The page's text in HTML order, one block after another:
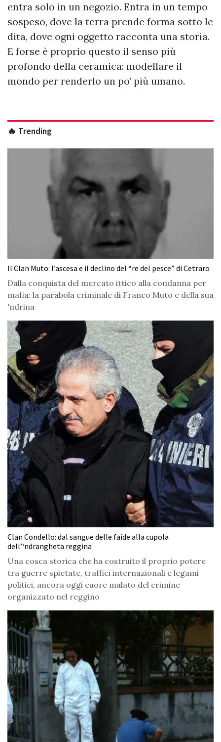
entra solo in un negozio. Entra in un tempo
sospeso, dove la terra prende forma sotto le
dita, dove ogni oggetto racconta una storia.
E forse è proprio questo il senso più
profondo della ceramica: modellare il
mondo per renderlo un po’ più umano.
🔥 Trending
Il Clan Muto: l’ascesa e il declino del “re del pesce” di Cetraro
Dalla conquista del mercato ittico alla condanna per
mafia: la parabola criminale di Franco Muto e della sua
'ndrina
Clan Condello: dal sangue delle faide alla cupola
dell’‘ndrangheta reggina
Una cosca storica che ha costruito il proprio potere
tra guerre spietate, traffici internazionali e legami
politici, ancora oggi cuore malato del crimine
organizzato nel reggino